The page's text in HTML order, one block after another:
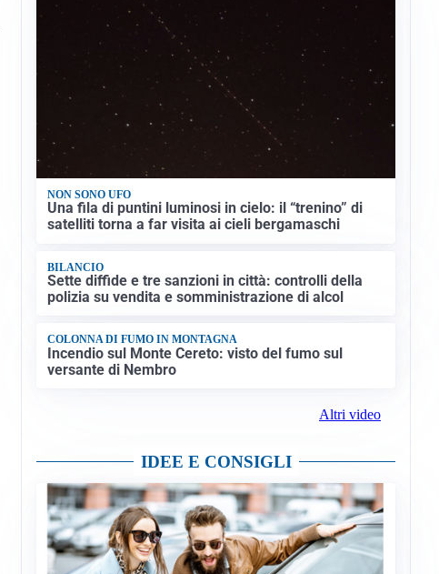
NON SONO UFO
Una fila di puntini luminosi in cielo: il “trenino” di
satelliti torna a far visita ai cieli bergamaschi
BILANCIO
Sette diffide e tre sanzioni in città: controlli della
polizia su vendita e somministrazione di alcol
COLONNA DI FUMO IN MONTAGNA
Incendio sul Monte Cereto: visto del fumo sul
versante di Nembro
Altri video
IDEE E CONSIGLI